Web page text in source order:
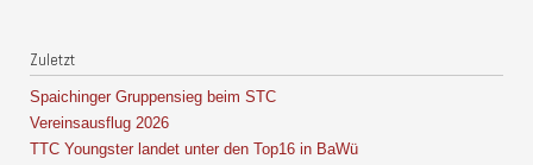
Zuletzt
Spaichinger Gruppensieg beim STC
Vereinsausflug 2026
TTC Youngster landet unter den Top16 in BaWü